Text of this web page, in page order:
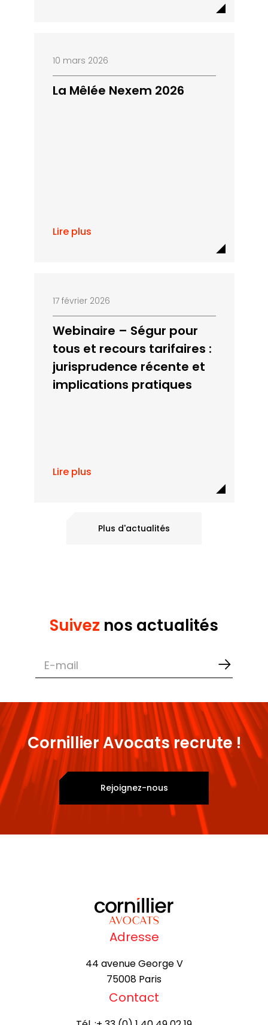
Plus d'actualités
10 mars 2026
La Mêlée Nexem 2026
Lire plus
17 février 2026
Webinaire – Ségur pour
tous et recours tarifaires :
jurisprudence récente et
implications pratiques
Lire plus
Suivez nos actualités
Cornillier Avocats recrute !
Rejoignez-nous
Adresse
44 avenue George V
75008 Paris
Contact